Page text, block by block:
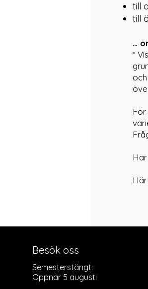
till
till
…
*
Besök oss
Semesterstängt:
Öppnar 5 augusti